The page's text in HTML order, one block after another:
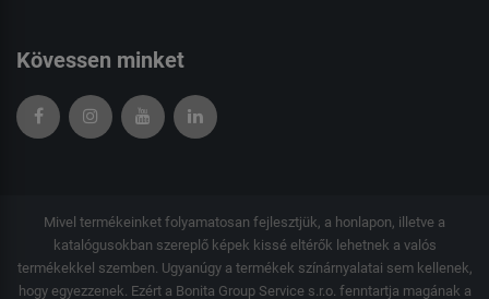
Kövessen minket
Mivel termékeinket folyamatosan fejlesztjük, a honlapon, illetve a
katalógusokban szereplő képek kissé eltérők lehetnek a valós
termékekkel szemben. Ugyanúgy a termékek színárnyalatai sem kellenek,
hogy egyezzenek. Ezért a Bonita Group Service s.r.o. fenntartja magának a